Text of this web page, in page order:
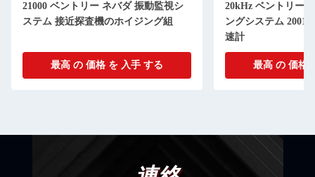
21000 ベントリー ネバダ 振動監視シ
ステム 接近探査機のホイジング組
最高 の 価格 を 入手 する
20kHz ベントリー
ングシステム
速計
最高 の 価格